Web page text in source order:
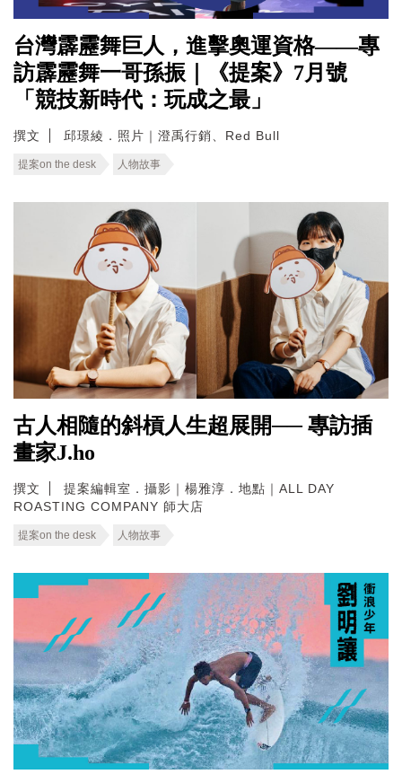
台灣霹靂舞巨人，進擊奧運資格——專
訪霹靂舞一哥孫振｜《提案》7月號
「競技新時代：玩成之最」
撰文 邱璟綾．照片｜澄禹行銷、Red Bull
提案on the desk 人物故事
古人相隨的斜槓人生超展開── 專訪插
畫家J.ho
撰文
提案編輯室．攝影｜楊雅淳．地點｜ALL DAY
ROASTING COMPANY 師大店
提案on the desk 人物故事